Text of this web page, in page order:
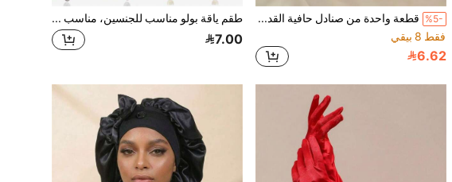
%5-
قطعة واحدة من صنادل حافية القدمين الجميلة المزينة باللؤلؤ الاصطناعي، خلخال مزدوج
فقط 8 بيقي
6.62
طقم ياقة بولو مناسب للجنسين، مناسب للتنسيق مع القمصان اليومية، إصدار خاص لعيد الهالوين
7.00